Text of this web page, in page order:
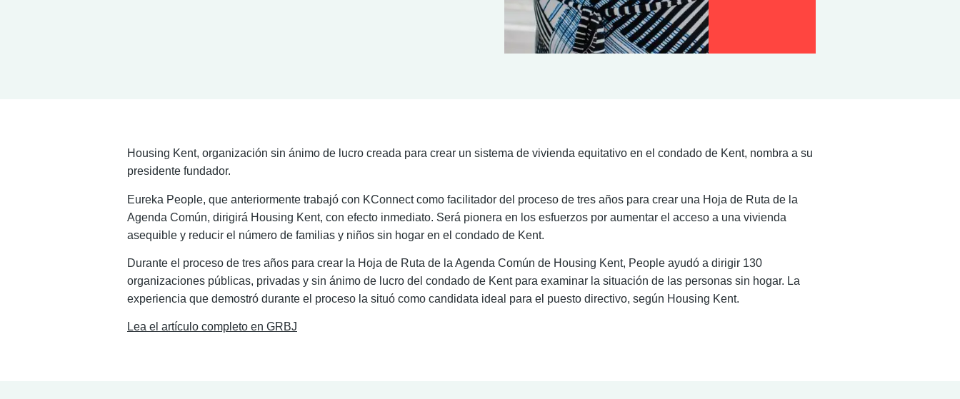
Housing Kent, organización sin ánimo de lucro creada para crear un sistema de vivienda equitativo en el condado de Kent, nombra a su
presidente fundador.
Eureka People, que anteriormente trabajó con KConnect como facilitador del proceso de tres años para crear una Hoja de Ruta de la
Agenda Común, dirigirá Housing Kent, con efecto inmediato. Será pionera en los esfuerzos por aumentar el acceso a una vivienda
asequible y reducir el número de familias y niños sin hogar en el condado de Kent.
Durante el proceso de tres años para crear la Hoja de Ruta de la Agenda Común de Housing Kent, People ayudó a dirigir 130
organizaciones públicas, privadas y sin ánimo de lucro del condado de Kent para examinar la situación de las personas sin hogar. La
experiencia que demostró durante el proceso la situó como candidata ideal para el puesto directivo, según Housing Kent.
Lea el artículo completo en GRBJ